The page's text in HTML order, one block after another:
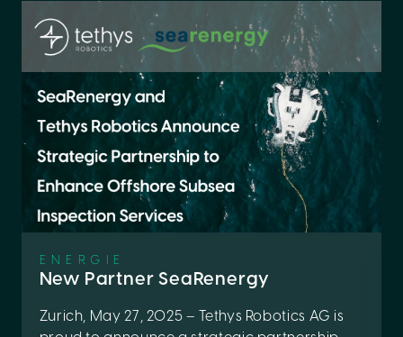
ENERGIE
New Partner SeaRenergy
Zurich, May 27, 2025 – Tethys Robotics AG is